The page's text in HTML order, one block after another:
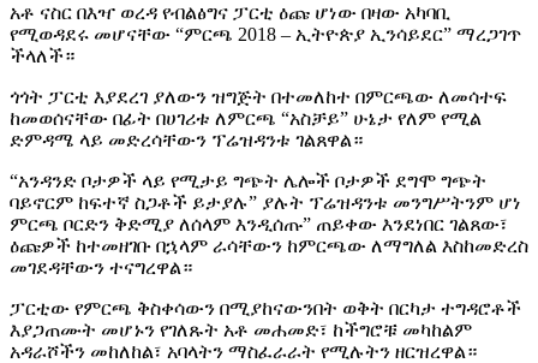
አቶ ናስር በእዣ ወረዳ የብልፅግና ፓርቲ ዕጩ ሆነው በዛው አካባቢ
የሚወዳደሩ መሆናቸው “ምርጫ 2018 – ኢትዮጵያ ኢንሳይደር” ማረጋገጥ
ችላለች።
ጎጎት ፓርቲ እያደረገ ያለውን ዝግጅት በተመለከተ በምርጫው ለመሳተፍ
ከመወሰናቸው በፊት በሀገሪቱ ለምርጫ “አስቻይ” ሁኔታ የለም የሚል
ድምዳሜ ላይ መድረሳቸውን ፕሬዝዳንቱ ገልጸዋል።
“አንዳንድ ቦታዎች ላይ የሚታይ ግጭት ሌሎች ቦታዎች ደግሞ ግጭት
ባይኖርም ከፍተኛ ስጋቶች ይታያሉ” ያሉት ፕሬዝዳንቱ መንግሥትንም ሆነ
ምርጫ ቦርድን ቅድሚያ ለሰላም እንዲሰጡ” ጠይቀው እንደነበር ገልጸው፣
ዕጩዎች ከተመዘገቡ በኋላም ራሳቸውን ከምርጫው ለማግለል እስከመድረስ
መገደዳቸውን ተናግረዋል።
ፓርቲው የምርጫ ቅስቀሳውን በሚያከናውንበት ወቅት በርካታ ተግዳሮቶች
እያጋጠሙት መሆኑን የገለጹት አቶ መሐመድ፣ ከችግሮቹ መካከልም
አዳራሾችን መከለከል፣ አባላትን ማስፈራራት የሚሉትን ዘርዝረዋል።